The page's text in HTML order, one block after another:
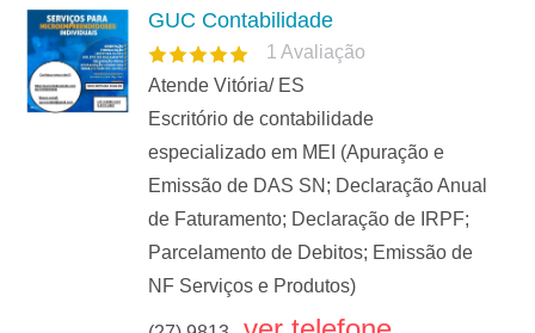
GUC Contabilidade
1 Avaliação
Atende Vitória/ ES
Escritório de contabilidade
especializado em MEI (Apuração e
Emissão de DAS SN; Declaração Anual
de Faturamento; Declaração de IRPF;
Parcelamento de Debitos; Emissão de
NF Serviços e Produtos)